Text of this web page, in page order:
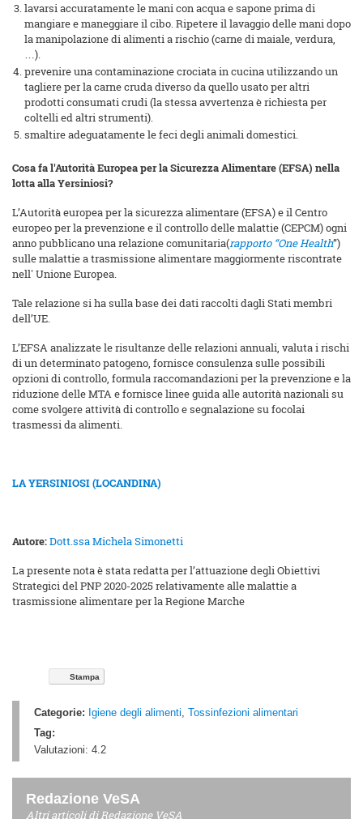
lavarsi accuratamente le mani con acqua e sapone prima di
mangiare e maneggiare il cibo. Ripetere il lavaggio delle mani dopo
la manipolazione di alimenti a rischio (carne di maiale, verdura,
…).
prevenire una contaminazione crociata in cucina utilizzando un
tagliere per la carne cruda diverso da quello usato per altri
prodotti consumati crudi (la stessa avvertenza è richiesta per
coltelli ed altri strumenti).
smaltire adeguatamente le feci degli animali domestici.
Cosa fa l'Autorità Europea per la Sicurezza Alimentare (EFSA) nella
lotta alla Yersiniosi?
L’Autorità europea per la sicurezza alimentare (EFSA) e il Centro
europeo per la prevenzione e il controllo delle malattie (CEPCM) ogni
anno pubblicano una relazione comunitaria(rapporto “One Health”)
sulle malattie a trasmissione alimentare maggiormente riscontrate
nell' Unione Europea.
Tale relazione si ha sulla base dei dati raccolti dagli Stati membri
dell’UE.
L’EFSA analizzate le risultanze delle relazioni annuali, valuta i rischi
di un determinato patogeno, fornisce consulenza sulle possibili
opzioni di controllo, formula raccomandazioni per la prevenzione e la
riduzione delle MTA e fornisce linee guida alle autorità nazionali su
come svolgere attività di controllo e segnalazione su focolai
trasmessi da alimenti.
LA YERSINIOSI (LOCANDINA)
Autore:Dott.ssa Michela Simonetti
La presente nota è stata redatta per l’attuazione degli Obiettivi
Strategici del PNP 2020-2025 relativamente alle malattie a
trasmissione alimentare per la Regione Marche
Stampa
Categorie: Igiene degli alimenti, Tossinfezioni alimentari
Tag:
Valutazioni: 4.2
Redazione VeSA
Altri articoli diRedazione VeSA